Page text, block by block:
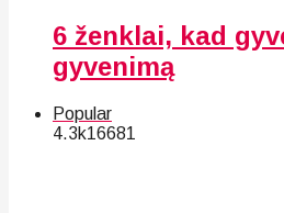
6 ženklai, kad
gyvenimą
Popular
4.3k16681